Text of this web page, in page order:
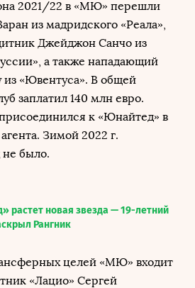
2021/22 в «МЮ» перешли
из мадридского «Реала»,
Джейджон Санчо из
а также нападающий
«Ювентуса». В общей
заплатил 140 млн евро.
к «Юнайтед» в
Зимой 2022 г.
не было.
растет новая звезда — 19-летний
Рангник
целей «МЮ» входит
«Лацио» Сергей